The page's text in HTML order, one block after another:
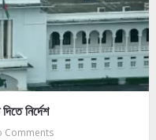
নির্দেশ
Comments